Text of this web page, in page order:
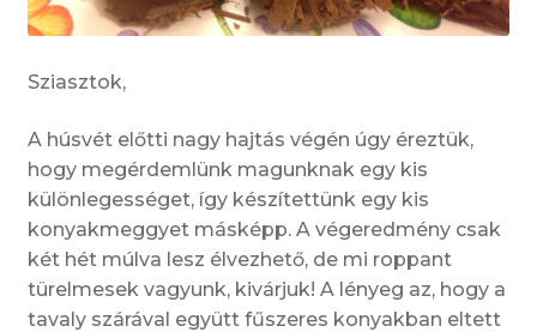
Sziasztok,
A húsvét előtti nagy hajtás végén úgy éreztük,
hogy megérdemlünk magunknak egy kis
különlegességet, így készítettünk egy kis
konyakmeggyet másképp. A végeredmény csak
két hét múlva lesz élvezhető, de mi roppant
türelmesek vagyunk, kivárjuk! A lényeg az, hogy a
tavaly szárával együtt fűszeres konyakban eltett